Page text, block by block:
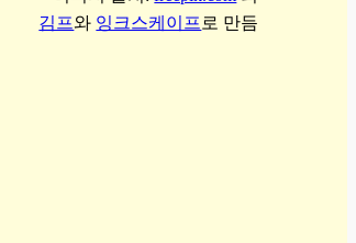
김프와 잉크스케이프 로 만듬